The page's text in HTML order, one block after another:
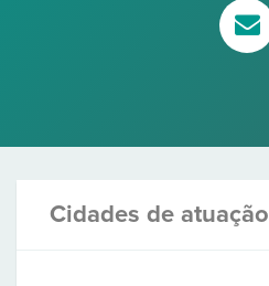
Cidades de atuação